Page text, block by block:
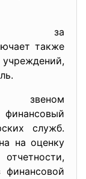
за
чает также
финансовый
служб.
на оценку
финансовой